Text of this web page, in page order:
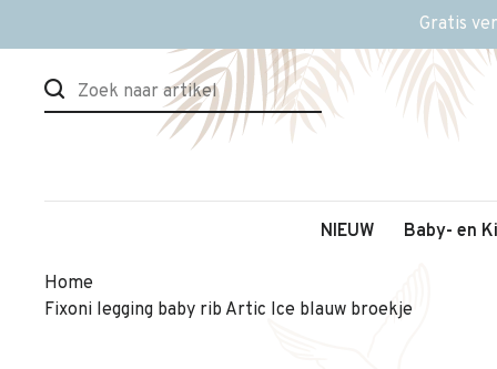
Gratis
NIEUW Baby- en
Home
Fixoni legging baby rib Artic Ice blauw broekje